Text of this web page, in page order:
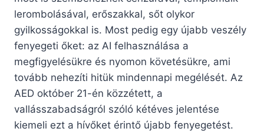
lerombolásával, erőszakkal, sőt olykor
gyilkosságokkal is. Most pedig egy újabb veszély
fenyegeti őket: az AI felhasználása a
megfigyelésükre és nyomon követésükre, ami
tovább nehezíti hitük mindennapi megélését. Az
AED október 21-én közzétett, a
vallásszabadságról szóló kétéves jelentése
kiemeli ezt a hívőket érintő újabb fenyegetést.